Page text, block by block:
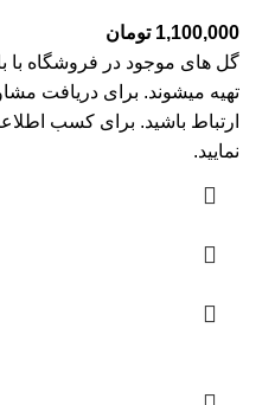
1,100,000 تومان
گل های موجود در فروشگاه با
تهیه میشوند. برای دریافت
ارتباط باشید. برای کسب
نمایید.